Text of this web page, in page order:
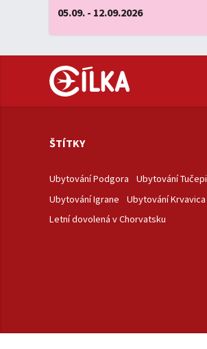
05.09. - 12.09.2026
ŠTÍTKY
Ubytování Podgora
Ubytování Tučepi
Ubytování Igrane
Ubytování Krvavica
Letní dovolená v Chorvatsku